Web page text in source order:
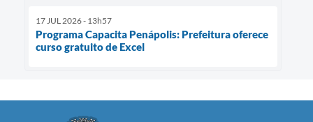
17 JUL 2026 - 13h57
Programa Capacita Penápolis: Prefeitura oferece
curso gratuito de Excel